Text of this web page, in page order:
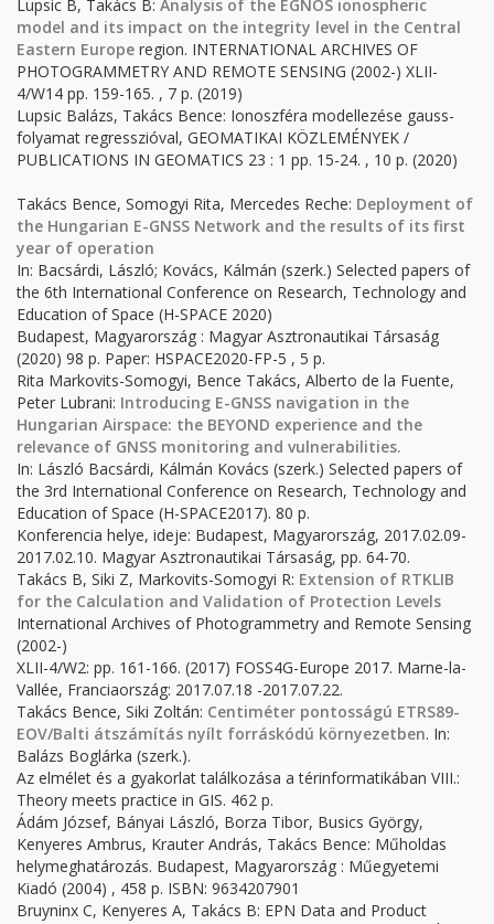
Lupsic B, Takács B: Analysis of the EGNOS ionospheric
model and its impact on the integrity level in the Central
Eastern Europe region. INTERNATIONAL ARCHIVES OF
PHOTOGRAMMETRY AND REMOTE SENSING (2002-) XLII-
4/W14 pp. 159-165. , 7 p. (2019)
Lupsic Balázs, Takács Bence: Ionoszféra modellezése gauss-
folyamat regresszióval, GEOMATIKAI KÖZLEMÉNYEK /
PUBLICATIONS IN GEOMATICS 23 : 1 pp. 15-24. , 10 p. (2020)
Takács Bence, Somogyi Rita, Mercedes Reche: Deployment of
the Hungarian E-GNSS Network and the results of its first
year of operation
In: Bacsárdi, László; Kovács, Kálmán (szerk.) Selected papers of
the 6th International Conference on Research, Technology and
Education of Space (H-SPACE 2020)
Budapest, Magyarország : Magyar Asztronautikai Társaság
(2020) 98 p. Paper: HSPACE2020-FP-5 , 5 p.
Rita Markovits-Somogyi, Bence Takács, Alberto de la Fuente,
Peter Lubrani: Introducing E-GNSS navigation in the
Hungarian Airspace: the BEYOND experience and the
relevance of GNSS monitoring and vulnerabilities.
In: László Bacsárdi, Kálmán Kovács (szerk.) Selected papers of
the 3rd International Conference on Research, Technology and
Education of Space (H-SPACE2017). 80 p.
Konferencia helye, ideje: Budapest, Magyarország, 2017.02.09-
2017.02.10. Magyar Asztronautikai Társaság, pp. 64-70.
Takács B, Siki Z, Markovits-Somogyi R: Extension of RTKLIB
for the Calculation and Validation of Protection Levels
International Archives of Photogrammetry and Remote Sensing
(2002-)
XLII-4/W2: pp. 161-166. (2017) FOSS4G-Europe 2017. Marne-la-
Vallée, Franciaország: 2017.07.18 -2017.07.22.
Takács Bence, Siki Zoltán: Centiméter pontosságú ETRS89-
EOV/Balti átszámítás nyílt forráskódú környezetben. In:
Balázs Boglárka (szerk.).
Az elmélet és a gyakorlat találkozása a térinformatikában VIII.:
Theory meets practice in GIS. 462 p.
Ádám József, Bányai László, Borza Tibor, Busics György,
Kenyeres Ambrus, Krauter András, Takács Bence: Műholdas
helymeghatározás. Budapest, Magyarország : Műegyetemi
Kiadó (2004) , 458 p. ISBN: 9634207901
Bruyninx C, Kenyeres A, Takács B: EPN Data and Product